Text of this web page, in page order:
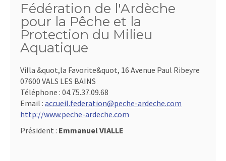
Fédération de l'Ardèche
pour la Pêche et la
Protection du Milieu
Aquatique
Villa &quot,la Favorite&quot, 16 Avenue Paul Ribeyre
07600 VALS LES BAINS
Téléphone : 04.75.37.09.68
Email : accueil.federation@peche-ardeche.com
http://www.peche-ardeche.com
Président : Emmanuel VIALLE